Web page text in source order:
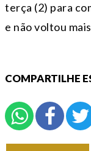
terça (2) para
e não voltou
COMPARTILHE